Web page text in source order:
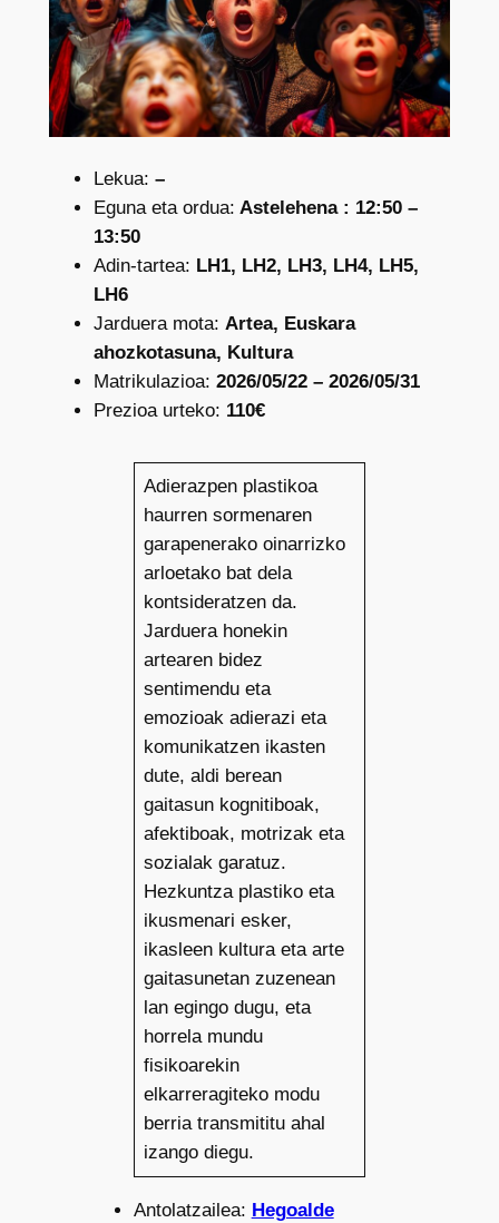
Lekua: –
Eguna eta ordua: Astelehena : 12:50 –
13:50
Adin-tartea: LH1, LH2, LH3, LH4, LH5,
LH6
Jarduera mota: Artea, Euskara
ahozkotasuna, Kultura
Matrikulazioa: 2026/05/22 – 2026/05/31
Prezioa urteko: 110€
Adierazpen plastikoa
haurren sormenaren
garapenerako oinarrizko
arloetako bat dela
kontsideratzen da.
Jarduera honekin
artearen bidez
sentimendu eta
emozioak adierazi eta
komunikatzen ikasten
dute, aldi berean
gaitasun kognitiboak,
afektiboak, motrizak eta
sozialak garatuz.
Hezkuntza plastiko eta
ikusmenari esker,
ikasleen kultura eta arte
gaitasunetan zuzenean
lan egingo dugu, eta
horrela mundu
fisikoarekin
elkarreragiteko modu
berria transmititu ahal
izango diegu.
Antolatzailea: Hegoalde